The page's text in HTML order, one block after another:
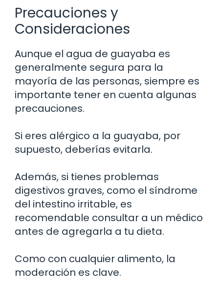
Precauciones y
Consideraciones
Aunque el agua de guayaba es
generalmente segura para la
mayoría de las personas, siempre es
importante tener en cuenta algunas
precauciones.
Si eres alérgico a la guayaba, por
supuesto, deberías evitarla.
Además, si tienes problemas
digestivos graves, como el síndrome
del intestino irritable, es
recomendable consultar a un médico
antes de agregarla a tu dieta.
Como con cualquier alimento, la
moderación es clave.